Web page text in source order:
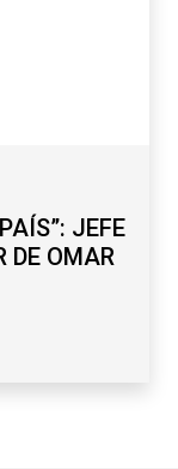
JEFE
DE OMAR